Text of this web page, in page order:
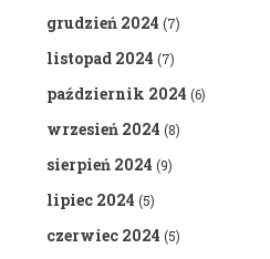
grudzień 2024 (7)
listopad 2024 (7)
październik 2024 (6)
wrzesień 2024 (8)
sierpień 2024 (9)
lipiec 2024 (5)
czerwiec 2024 (5)